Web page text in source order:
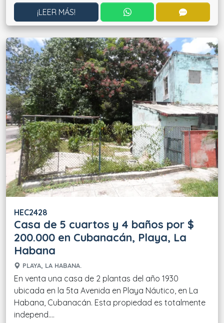
¡LEER MÁS! CONTACTAR POR
HEC2428
Casa de 5 cuartos y 4 baños por $
200.000 en Cubanacán, Playa, La
Habana
PLAYA, LA HABANA.
En venta una casa de 2 plantas del año 1930
ubicada en la 5ta Avenida en Playa Náutico, en La
Habana, Cubanacán. Esta propiedad es totalmente
independ....